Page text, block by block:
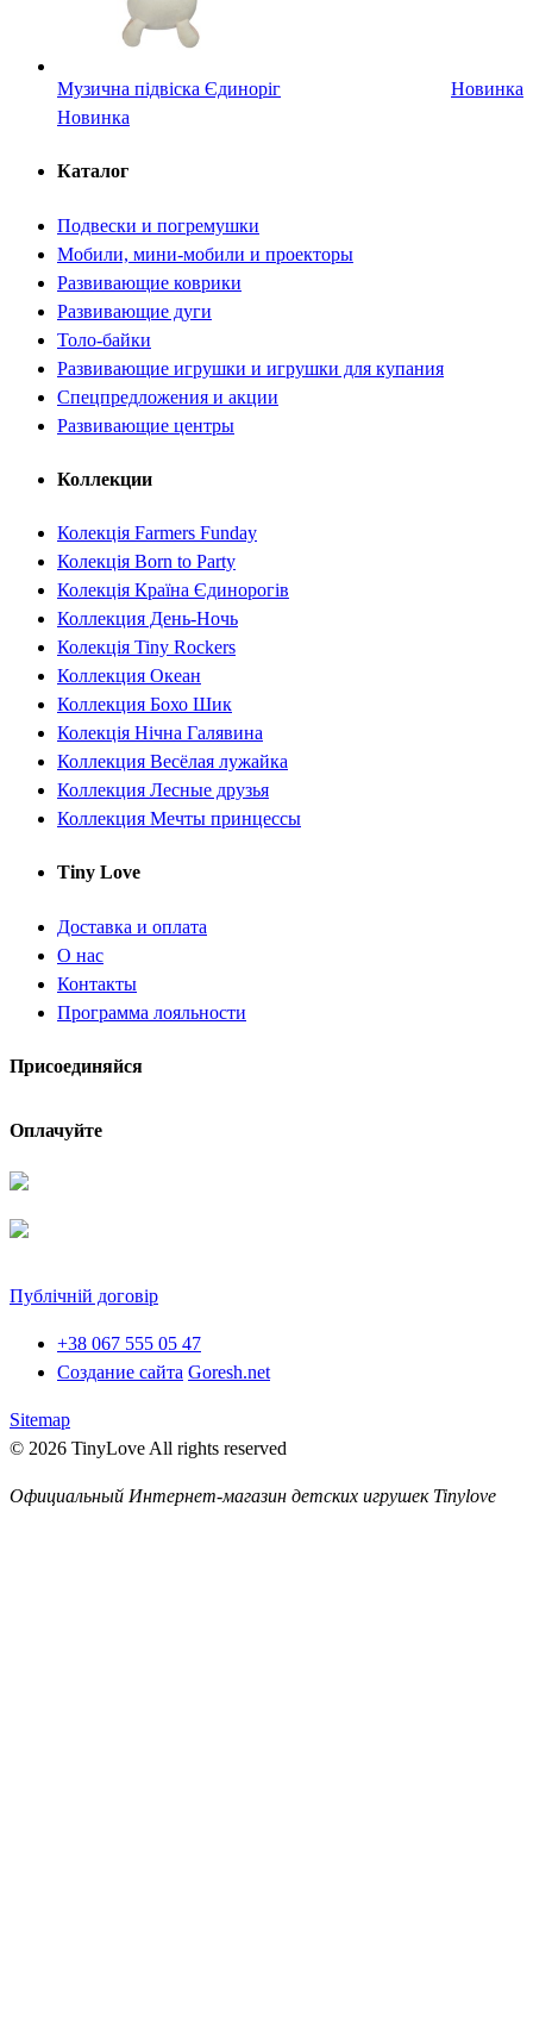
Музична підвіска Єдиноріг
Новинка
Новинка
Каталог
Подвески и погремушки
Мобили, мини-мобили и проекторы
Развивающие коврики
Развивающие дуги
Толо-байки
Развивающие игрушки и игрушки для купания
Спецпредложения и акции
Развивающие центры
Коллекции
Колекція Farmers Funday
Колекція Born to Party
Колекція Країна Єдинорогів
Коллекция День-Ночь
Колекція Tiny Rockers
Коллекция Океан
Коллекция Бохо Шик
Колекція Нічна Галявина
Коллекция Весёлая лужайка
Коллекция Лесные друзья
Коллекция Мечты принцессы
Tiny Love
Доставка и оплата
О нас
Контакты
Программа лояльности
Присоединяйся
Оплачуйте
Публічній договір
+38 067 555 05 47
Создание сайта Goresh.net
Sitemap
© 2026 TinyLove All rights reserved
Официальный Интернет-магазин детских игрушек Tinylove